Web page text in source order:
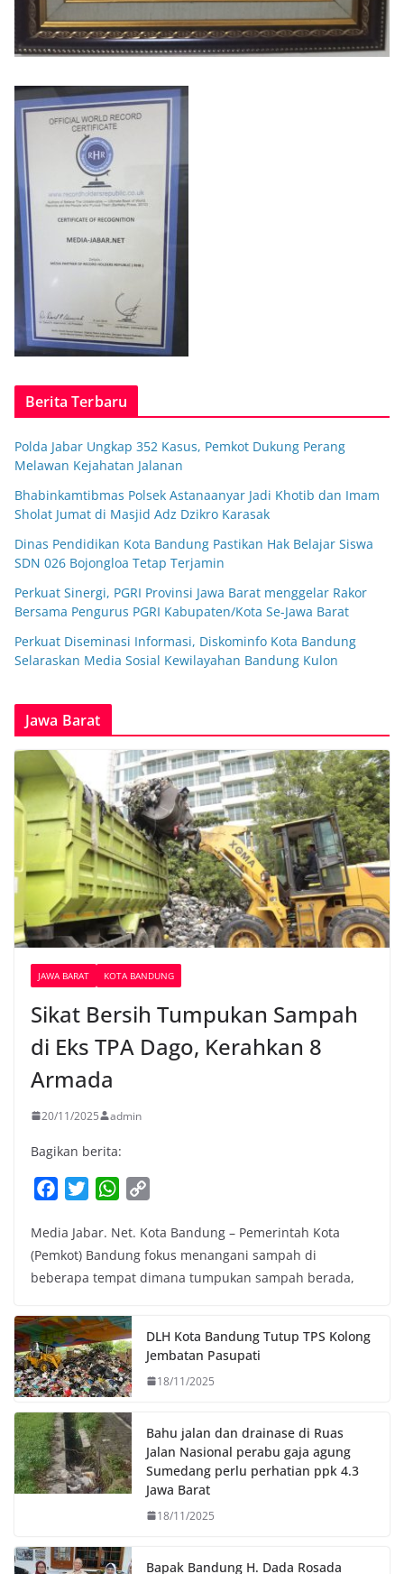
Berita Terbaru
Polda Jabar Ungkap 352 Kasus, Pemkot Dukung Perang
Melawan Kejahatan Jalanan
Bhabinkamtibmas Polsek Astanaanyar Jadi Khotib dan Imam
Sholat Jumat di Masjid Adz Dzikro Karasak
Dinas Pendidikan Kota Bandung Pastikan Hak Belajar Siswa
SDN 026 Bojongloa Tetap Terjamin
Perkuat Sinergi, PGRI Provinsi Jawa Barat menggelar Rakor
Bersama Pengurus PGRI Kabupaten/Kota Se-Jawa Barat
Perkuat Diseminasi Informasi, Diskominfo Kota Bandung
Selaraskan Media Sosial Kewilayahan Bandung Kulon
Jawa Barat
JAWA BARAT KOTA BANDUNG
Sikat Bersih Tumpukan Sampah
di Eks TPA Dago, Kerahkan 8
Armada
20/11/2025 admin
Bagikan berita:
c
e
b
o
k
i
t
t
r
W
a
t
s
p
p
p
y
L
n
k
Media Jabar. Net. Kota Bandung – Pemerintah Kota
(Pemkot) Bandung fokus menangani sampah di
beberapa tempat dimana tumpukan sampah berada,
DLH Kota Bandung Tutup TPS Kolong
Jembatan Pasupati
18/11/2025
Bahu jalan dan drainase di Ruas
Jalan Nasional perabu gaja agung
Sumedang perlu perhatian ppk 4.3
Jawa Barat
18/11/2025
Bapak Bandung H. Dada Rosada